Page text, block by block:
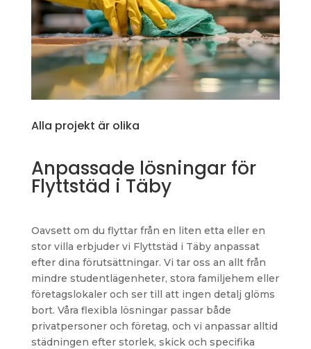
Alla projekt är olika
Anpassade lösningar för
Flyttstäd i Täby
Oavsett om du flyttar från en liten etta eller en
stor villa erbjuder vi Flyttstäd i Täby anpassat
efter dina förutsättningar. Vi tar oss an allt från
mindre studentlägenheter, stora familjehem eller
företagslokaler och ser till att ingen detalj glöms
bort. Våra flexibla lösningar passar både
privatpersoner och företag, och vi anpassar alltid
städningen efter storlek, skick och specifika